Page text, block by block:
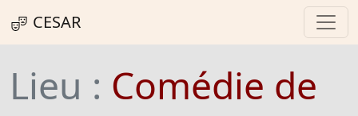
CESAR
Lieu : Comédie de